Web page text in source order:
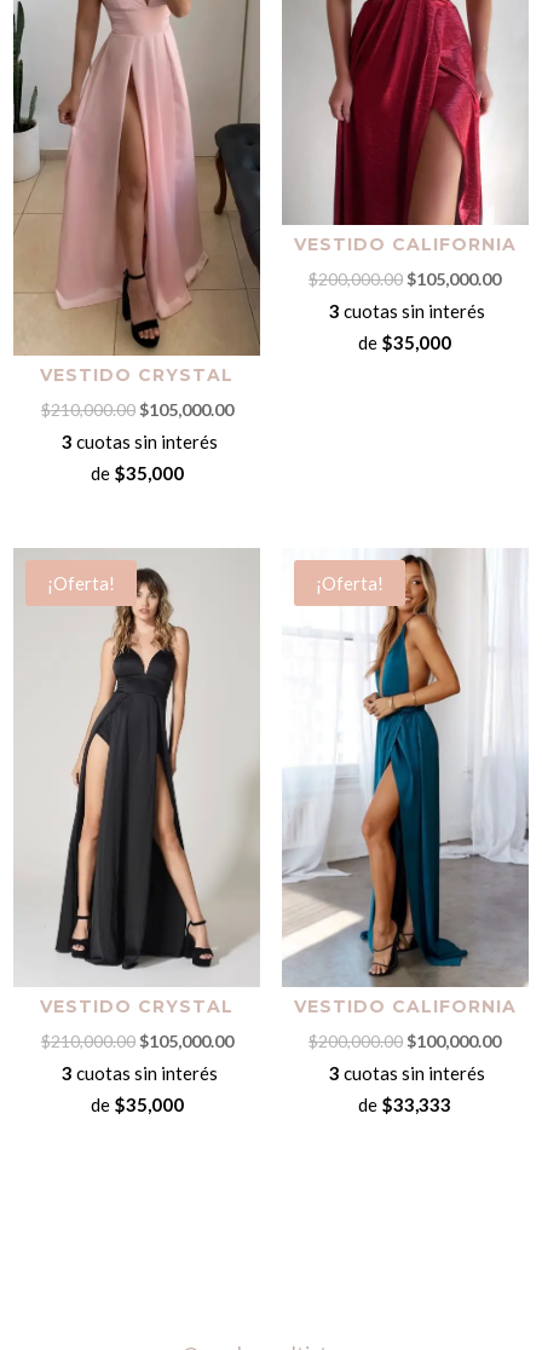
VESTIDO CRYSTAL
$210,000.00 El
precio
original
$105,000.00El
3 cuotas sin interés
de $35,000
VESTIDO CALIFORNIA
$200,000.00 El
precio
original
$105,000.00El
3 cuotas sin interés
de $35,000
¡Oferta!
VESTIDO CRYSTAL
$210,000.00 El
precio
original
$105,000.00El
3 cuotas sin interés
de $35,000
¡Oferta!
VESTIDO CALIFORNIA
$200,000.00 El
precio
original
$100,000.00El
3 cuotas sin interés
de $33,333